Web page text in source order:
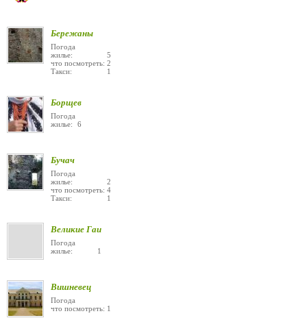
Бережаны
Погода
жилье: 5
что посмотреть: 2
Такси: 1
Борщев
Погода
жилье: 6
Бучач
Погода
жилье: 2
что посмотреть: 4
Такси: 1
Великие Гаи
Погода
жилье: 1
Вишневец
Погода
что посмотреть: 1